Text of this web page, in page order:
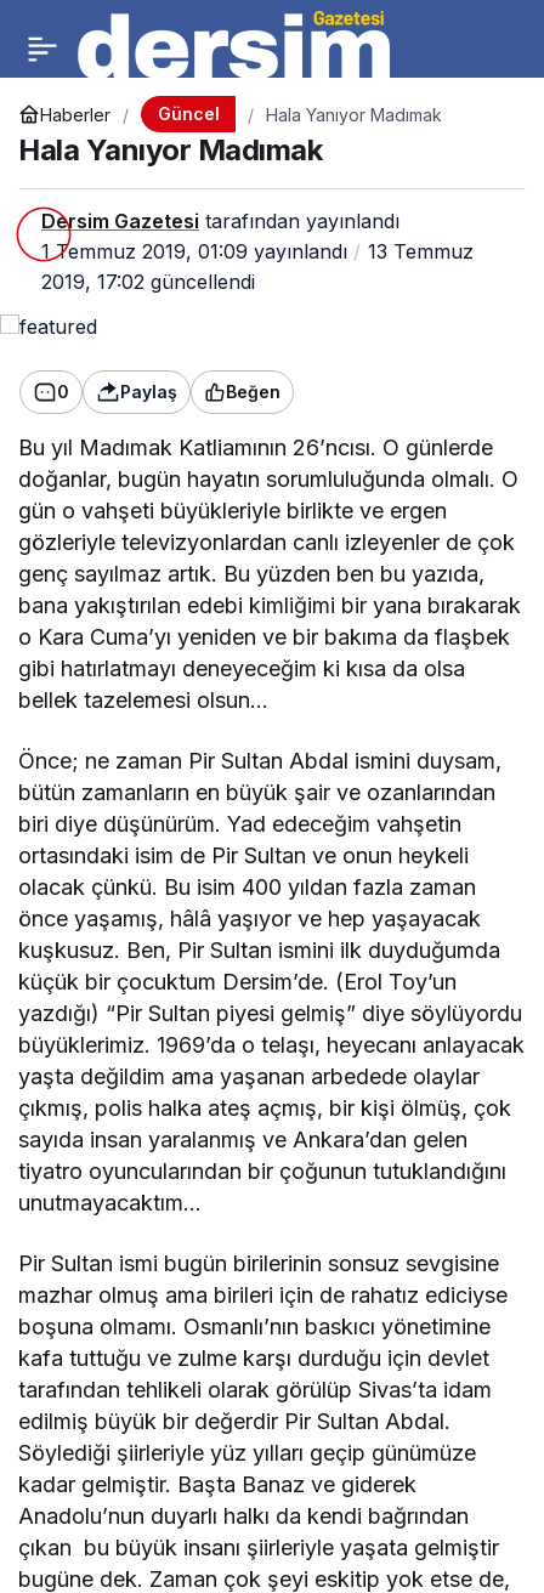
Haberler Güncel Hala Yanıyor Madımak
Hala Yanıyor Madımak
Dersim Gazetesi tarafından yayınlandı
1 Temmuz 2019, 01:09 yayınlandı
13 Temmuz
2019, 17:02 güncellendi
0 Paylaş Beğen
Bu yıl Madımak Katliamının 26’ncısı. O günlerde
doğanlar, bugün hayatın sorumluluğunda olmalı. O
gün o vahşeti büyükleriyle birlikte ve ergen
gözleriyle televizyonlardan canlı izleyenler de çok
genç sayılmaz artık. Bu yüzden ben bu yazıda,
bana yakıştırılan edebi kimliğimi bir yana bırakarak
o Kara Cuma’yı yeniden ve bir bakıma da flaşbek
gibi hatırlatmayı deneyeceğim ki kısa da olsa
bellek tazelemesi olsun…
Önce; ne zaman Pir Sultan Abdal ismini duysam,
bütün zamanların en büyük şair ve ozanlarından
biri diye düşünürüm. Yad edeceğim vahşetin
ortasındaki isim de Pir Sultan ve onun heykeli
olacak çünkü. Bu isim 400 yıldan fazla zaman
önce yaşamış, hâlâ yaşıyor ve hep yaşayacak
kuşkusuz. Ben, Pir Sultan ismini ilk duyduğumda
küçük bir çocuktum Dersim’de. (Erol Toy’un
yazdığı) “Pir Sultan piyesi gelmiş” diye söylüyordu
büyüklerimiz. 1969’da o telaşı, heyecanı anlayacak
yaşta değildim ama yaşanan arbedede olaylar
çıkmış, polis halka ateş açmış, bir kişi ölmüş, çok
sayıda insan yaralanmış ve Ankara’dan gelen
tiyatro oyuncularından bir çoğunun tutuklandığını
unutmayacaktım…
Pir Sultan ismi bugün birilerinin sonsuz sevgisine
mazhar olmuş ama birileri için de rahatız ediciyse
boşuna olmamı. Osmanlı’nın baskıcı yönetimine
kafa tuttuğu ve zulme karşı durduğu için devlet
tarafından tehlikeli olarak görülüp Sivas’ta idam
edilmiş büyük bir değerdir Pir Sultan Abdal.
Söylediği şiirleriyle yüz yılları geçip günümüze
kadar gelmiştir. Başta Banaz ve giderek
Anadolu’nun duyarlı halkı da kendi bağrından
çıkan bu büyük insanı şiirleriyle yaşata gelmiştir
bugüne dek. Zaman çok şeyi eskitip yok etse de,